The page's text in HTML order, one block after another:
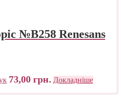
№B258 Renesans
73,00 грн. Докладніше